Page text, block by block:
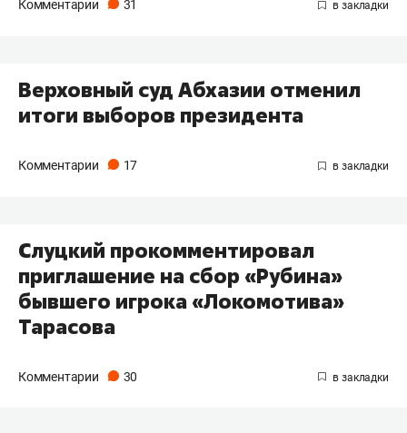
Комментарии 31
Верховный суд Абхазии отменил
итоги выборов президента
Комментарии 17
Слуцкий прокомментировал
приглашение на сбор «Рубина»
бывшего игрока «Локомотива»
Тарасова
Комментарии 30